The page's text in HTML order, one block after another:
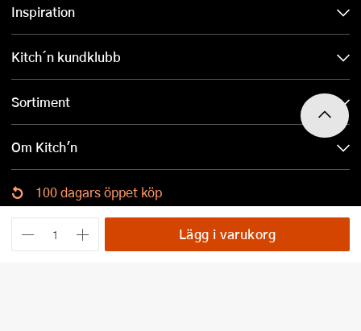
Lägg i varukorg
Inspiration
Kitch´n kundklubb
Sortiment
Om Kitch'n
100 dagars öppet köp
Ladda ned Kitch´n-appen